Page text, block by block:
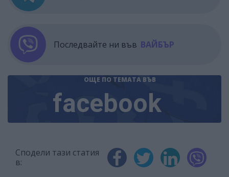
Последвайте ни във ВАЙБЪР
ОЩЕ ПО ТЕМАТА ВЪВ
facebook
Сподели тази статия
в: